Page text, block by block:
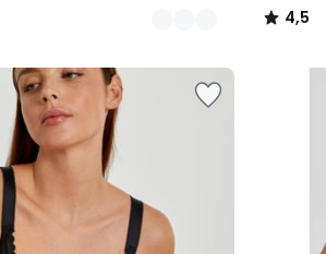
4,5
/